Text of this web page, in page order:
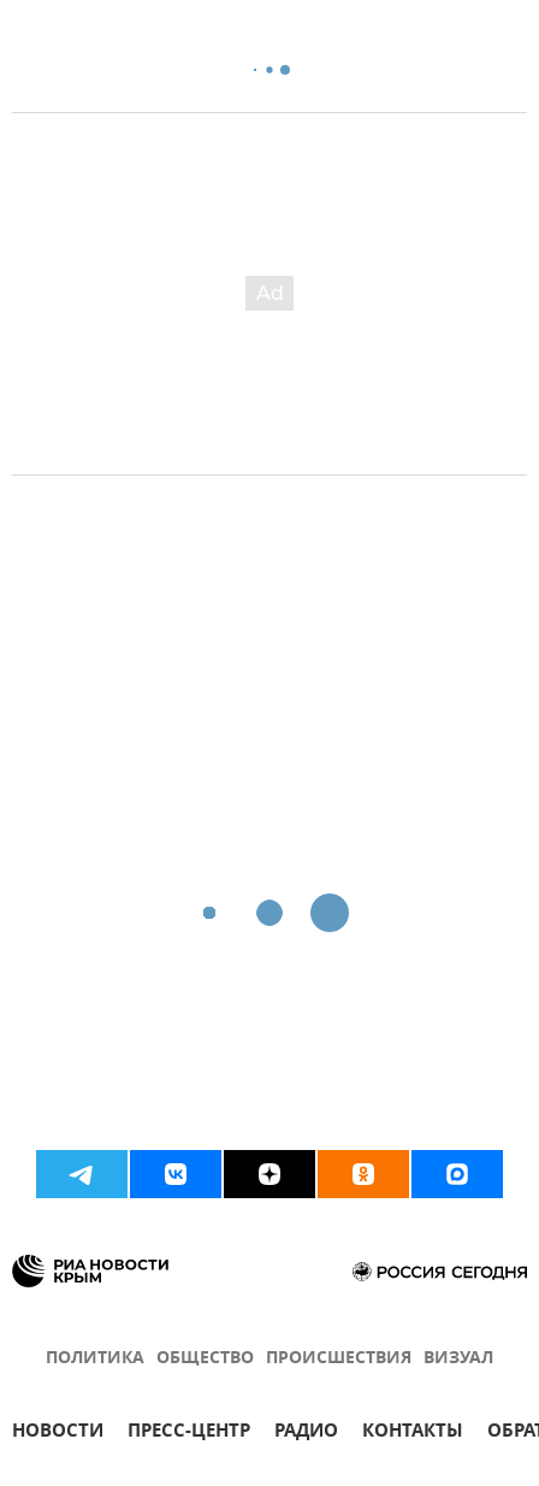
ПОЛИТИКА ОБЩЕСТВО ПРОИСШЕСТВИЯ ВИЗУАЛ
НОВОСТИ ПРЕСС-ЦЕНТР РАДИО КОНТАКТЫ